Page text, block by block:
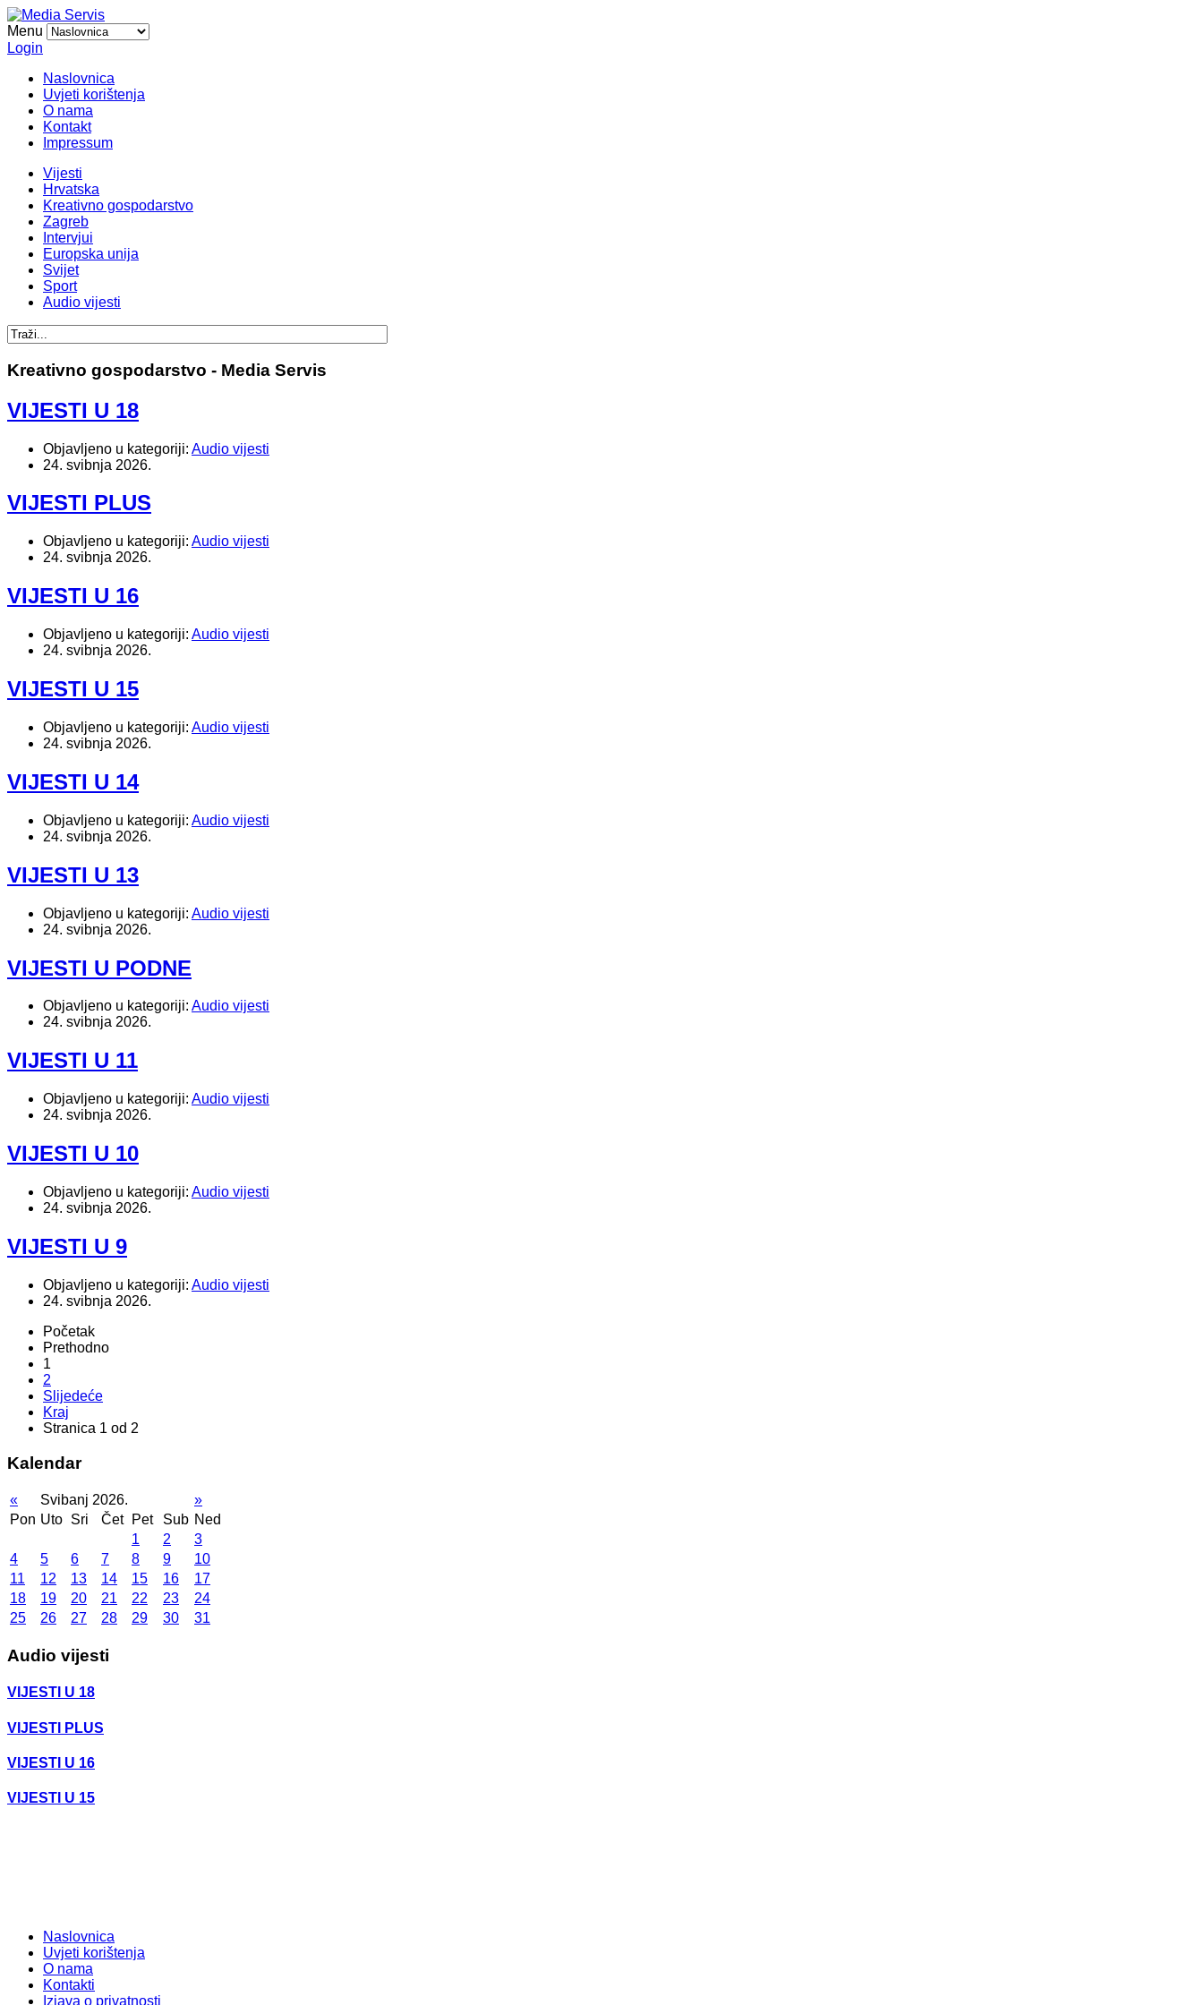
Menu
Login
Naslovnica
Uvjeti korištenja
O nama
Kontakt
Impressum
Vijesti
Hrvatska
Kreativno gospodarstvo
Zagreb
Intervjui
Europska unija
Svijet
Sport
Audio vijesti
Kreativno gospodarstvo - Media Servis
VIJESTI U 18
Objavljeno u kategoriji: Audio vijesti
24. svibnja 2026.
VIJESTI PLUS
Objavljeno u kategoriji: Audio vijesti
24. svibnja 2026.
VIJESTI U 16
Objavljeno u kategoriji: Audio vijesti
24. svibnja 2026.
VIJESTI U 15
Objavljeno u kategoriji: Audio vijesti
24. svibnja 2026.
VIJESTI U 14
Objavljeno u kategoriji: Audio vijesti
24. svibnja 2026.
VIJESTI U 13
Objavljeno u kategoriji: Audio vijesti
24. svibnja 2026.
VIJESTI U PODNE
Objavljeno u kategoriji: Audio vijesti
24. svibnja 2026.
VIJESTI U 11
Objavljeno u kategoriji: Audio vijesti
24. svibnja 2026.
VIJESTI U 10
Objavljeno u kategoriji: Audio vijesti
24. svibnja 2026.
VIJESTI U 9
Objavljeno u kategoriji: Audio vijesti
24. svibnja 2026.
Početak
Prethodno
1
2
Slijedeće
Kraj
Stranica 1 od 2
Kalendar
« Svibanj 2026.
»
Pon Uto Sri Čet Pet Sub Ned
1
2
3
4
5 6 7 8 9
10
11
12 13 14 15 16
17
18
19 20 21 22 23
24
25
26 27 28 29 30 31
Audio vijesti
VIJESTI U 18
VIJESTI PLUS
VIJESTI U 16
VIJESTI U 15
Naslovnica
Uvjeti korištenja
O nama
Kontakti
Izjava o privatnosti